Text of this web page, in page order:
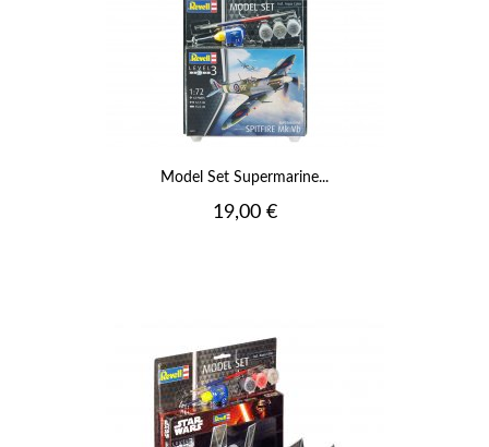
Model Set Supermarine...
Prix
19,00 €